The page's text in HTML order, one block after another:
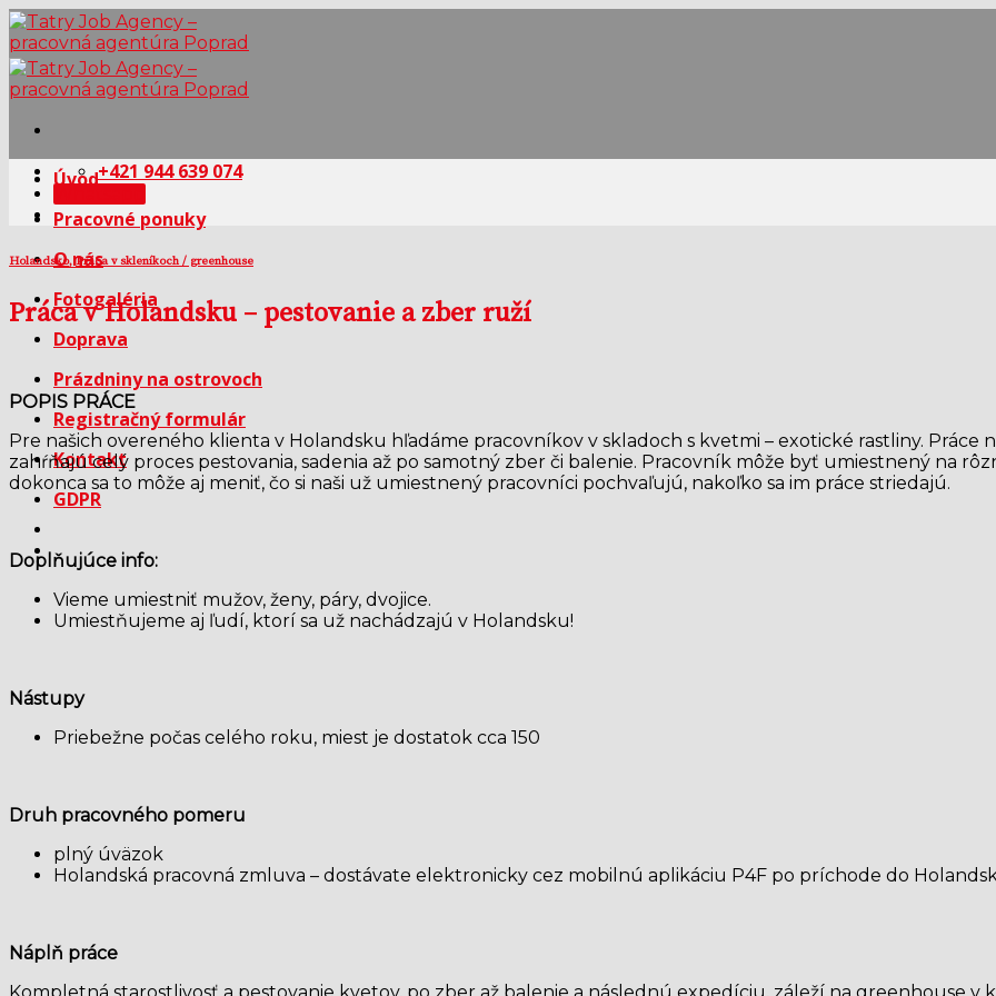
Skip
to
content
Úvod
Pracovné ponuky
O nás
Fotogaléria
Doprava
Prázdniny na ostrovoch
Registračný formulár
Kontakt
GDPR
+421 944 639 074
Holandsko, Práca v skleníkoch / greenhouse
Práca v Holandsku – pestovanie a zber ruží
POPIS PRÁCE
Pre našich overeného klienta v Holandsku hľadáme pracovníkov v skladoch s kvetmi – exotické rastliny. Práce
zahŕňajú celý proces pestovania, sadenia až po samotný zber či balenie. Pracovník môže byť umiestnený na
dokonca sa to môže aj meniť, čo si naši už umiestnený pracovníci pochvaľujú, nakoľko sa im práce striedajú.
Doplňujúce info:
Vieme umiestniť mužov, ženy, páry, dvojice.
Umiestňujeme aj ľudí, ktorí sa už nachádzajú v Holandsku!
Nástupy
Priebežne počas celého roku, miest je dostatok cca 150
Druh pracovného pomeru
plný úväzok
Holandská pracovná zmluva – dostávate elektronicky cez mobilnú aplikáciu P4F po príchode do
Náplň práce